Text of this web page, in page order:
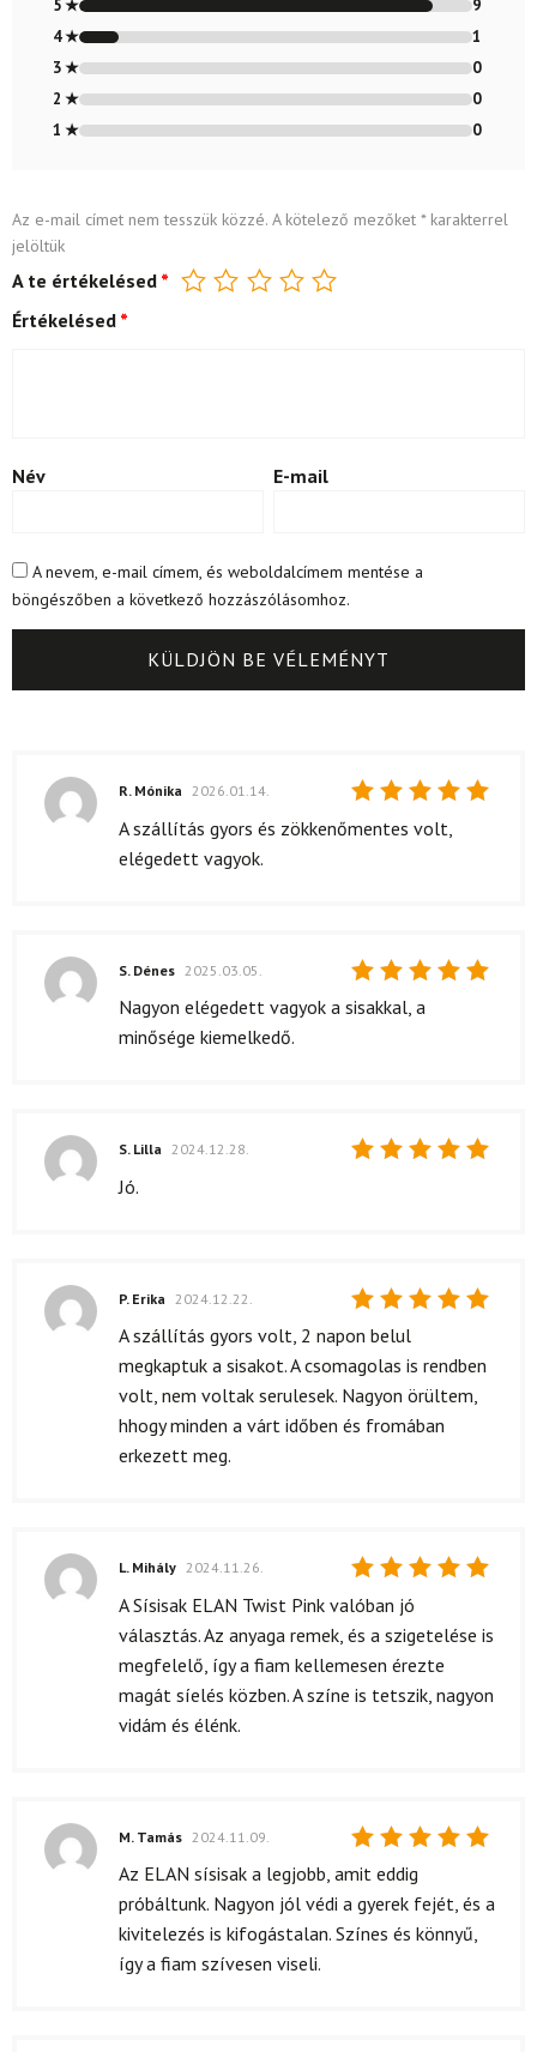
5 ★
9
4 ★
1
3 ★
0
2 ★
0
1 ★
0
Az e-mail címet nem tesszük közzé. A kötelező mezőket *karakterrel
jelöltük
A te értékelésed *
Értékelésed *
Név E-mail
A nevem, e-mail címem, és weboldalcímem mentése a
böngészőben a következő hozzászólásomhoz.
Értékelés:
R. Mónika 2026.01.14.
A szállítás gyors és zökkenőmentes volt,
elégedett vagyok.
Értékelés:
/ 5
S. Dénes 2025.03.05.
Nagyon elégedett vagyok a sisakkal, a
minősége kiemelkedő.
S. Lilla 2024.12.28.
Jó.
Értékelés:
P. Erika 2024.12.22.
A szállítás gyors volt, 2 napon belul
megkaptuk a sisakot. A csomagolas is rendben
volt, nem voltak serulesek. Nagyon örültem,
hhogy minden a várt időben és fromában
erkezett meg.
Értékelés:
/ 5
L. Mihály 2024.11.26.
A Sísisak ELAN Twist Pink valóban jó
választás. Az anyaga remek, és a szigetelése is
megfelelő, így a fiam kellemesen érezte
magát síelés közben. A színe is tetszik, nagyon
vidám és élénk.
Értékelés:
/ 5
M. Tamás 2024.11.09.
Az ELAN sísisak a legjobb, amit eddig
próbáltunk. Nagyon jól védi a gyerek fejét, és a
kivitelezés is kifogástalan. Színes és könnyű,
így a fiam szívesen viseli.